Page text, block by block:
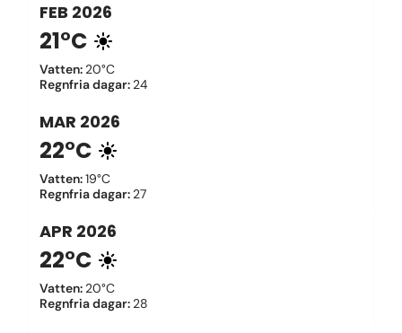
FEB 2026
21°C
Vatten: 20°C
Regnfria dagar: 24
MAR 2026
22°C
Vatten:19°C
Regnfria dagar: 27
APR 2026
22°C
Vatten: 20°C
Regnfria dagar: 28